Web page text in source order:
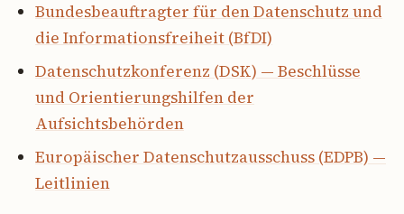
Bundesbeauftragter für den Datenschutz und
die Informationsfreiheit (BfDI)
Datenschutzkonferenz (DSK) — Beschlüsse
und Orientierungshilfen der
Aufsichtsbehörden
Europäischer Datenschutzausschuss (EDPB) —
Leitlinien